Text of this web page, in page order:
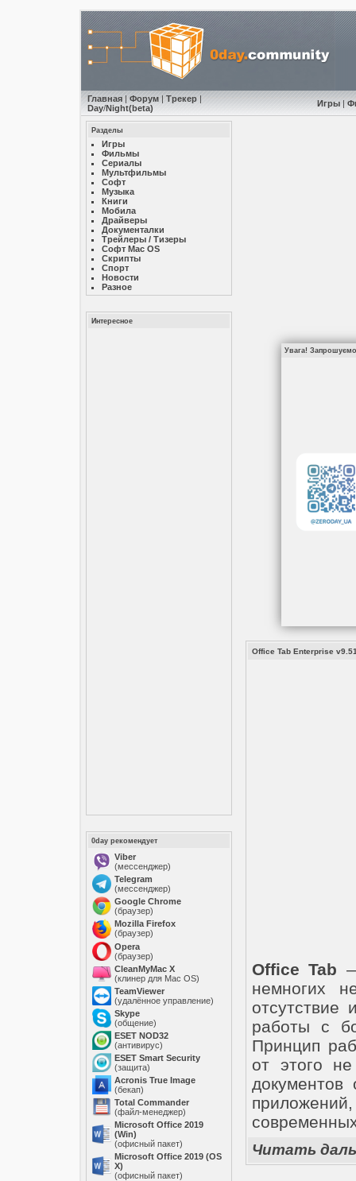
Главная| Форум| Трекер|
Day/Night(beta) Игры|
Разделы
Игры
Фильмы
Сериалы
Мультфильмы
Софт
Музыкa
Книги
Мобила
Драйверы
Документалки
Трейлеры / Тизеры
Софт Mac OS
Скрипты
Спорт
Новости
Разное
Интересное
0day рекомендует
Viber
(мессенджер)
Telegram
(мессенджер)
Google Chrome
(браузер)
Mozilla Firefox
(браузер)
Opera
(браузер)
CleanMyMac X
(клинер для Mac OS)
TeamViewer
(удалённое управление)
Skype
(общение)
ESET NOD32
(антивирус)
ESET Smart Security
(защита)
Acronis True Image
(бекап)
Total Commander
(файл-менеджер)
Microsoft Office 2019
(Win)
(офисный пакет)
Microsoft Office 2019 (OS
X)
(офисный пакет)
Увага! Запрошуємо
Office Tab Enterprise
Office Tab
немногих
отсутствие
работы с
Принцип
от этого
Читать